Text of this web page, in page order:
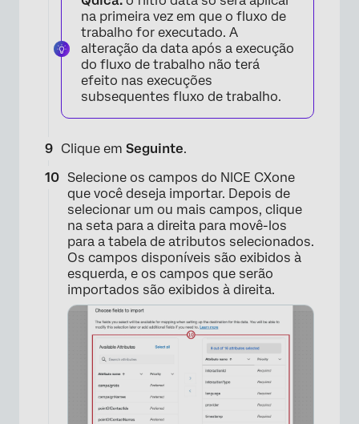
×
na primeira vez em que o fluxo de
trabalho for executado. A
alteração da data após a execução
do fluxo de trabalho não terá
efeito nas execuções
subsequentes fluxo de trabalho.
Clique em Seguinte.
Selecione os campos do NICE CXone
que você deseja importar. Depois de
selecionar um ou mais campos, clique
na seta para a direita para movê-los
para a tabela de atributos selecionados.
Os campos disponíveis são exibidos à
esquerda, e os campos que serão
importados são exibidos à direita.